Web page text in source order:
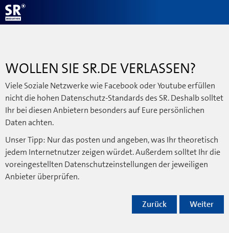
WOLLEN SIE SR.DE VERLASSEN?
Viele Soziale Netzwerke wie Facebook oder Youtube erfüllen
nicht die hohen Datenschutz-Standards des SR. Deshalb solltet
Ihr bei diesen Anbietern besonders auf Eure persönlichen
Daten achten.
Unser Tipp: Nur das posten und angeben, was Ihr theoretisch
jedem Internetnutzer zeigen würdet. Außerdem solltet Ihr die
voreingestellten Datenschutzeinstellungen der jeweiligen
Anbieter überprüfen.
Weiter
Zurück